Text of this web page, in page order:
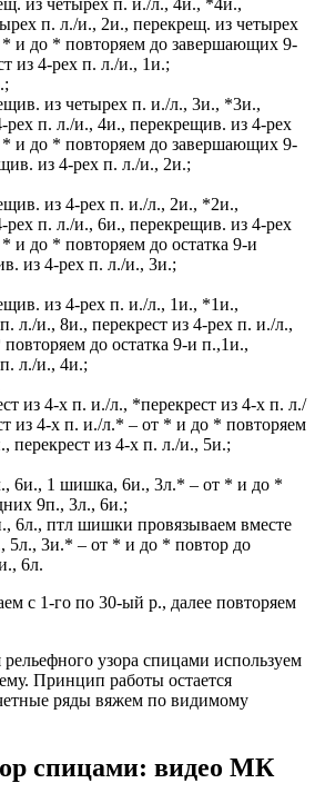
п. л./и., 2и., перекрещ. из четырех
и до * повторяем до завершающих 9-
из 4-рех п. л./и., 1и.;
из четырех п. и./л., 3и., *3и.,
рех п. л./и., 4и., перекрещив. из 4-рех
и до * повторяем до завершающих 9-
из 4-рех п. л./и., 2и.;
из 4-рех п. и./л., 2и., *2и.,
рех п. л./и., 6и., перекрещив. из 4-рех
и до * повторяем до остатка 9-и
из 4-рех п. л./и., 3и.;
из 4-рех п. и./л., 1и., *1и.,
л./и., 8и., перекрест из 4-рех п. и./л.,
до остатка 9-и п.,1и.,
л./и., 4и.;
из 4-х п. и./л., *перекрест из 4-х п. л./
из 4-х п. и./л.* – от * и до * повторяем
перекрест из 4-х п. л./и., 5и.;
6и., 1 шишка, 6и., 3л.* – от * и до *
9п., 3л., 6и.;
6л., птл шишки провязываем вместе
5л., 3и.* – от * и до * повтор до
6л.
с 1-го по 30-ый р., далее повторяем
рельефного узора спицами используем
Принцип работы остается
ряды вяжем по видимому
спицами: видео МК